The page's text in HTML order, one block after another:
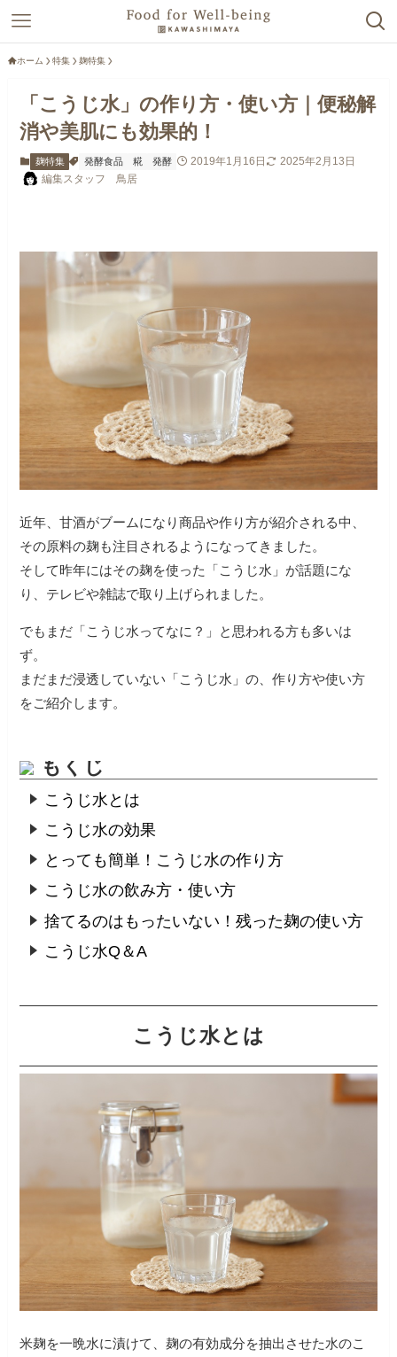
ホーム 特集 麹特集
「こうじ水」の作り方・使い方｜便秘解
消や美肌にも効果的！
麹特集 発酵食品 糀 発酵 2019年1月16日
2025年2月13日
編集スタッフ 鳥居
近年、甘酒がブームになり商品や作り方が紹介される中、
その原料の麹も注目されるようになってきました。
そして昨年にはその麹を使った「こうじ水」が話題にな
り、テレビや雑誌で取り上げられました。
でもまだ「こうじ水ってなに？」と思われる方も多いは
ず。
まだまだ浸透していない「こうじ水」の、作り方や使い方
をご紹介します。
もくじ
こうじ水とは
こうじ水の効果
とっても簡単！こうじ水の作り方
こうじ水の飲み方・使い方
捨てるのはもったいない！残った麹の使い方
こうじ水Q＆A
こうじ水とは
米麹を一晩水に漬けて、麹の有効成分を抽出させた水のこ